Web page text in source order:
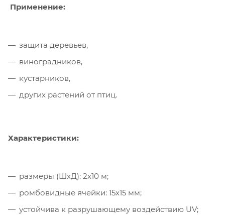
Применение:
защита деревьев,
виноградников,
кустарников,
других растений от птиц.
Характеристики:
размеры (ШхД): 2х10 м;
ромбовидные ячейки: 15х15 мм;
устойчива к разрушающему воздействию UV;